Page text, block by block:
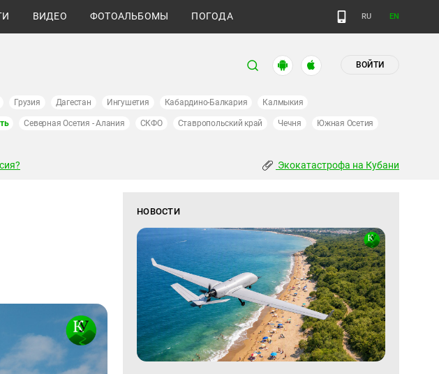
ВИДЕО ФОТОАЛЬБОМЫ ПОГОДА RU EN
ВОЙТИ
Грузия Дагестан Ингушетия Кабардино-Балкария Калмыкия
Северная Осетия - Алания СКФО Ставропольский край Чечня Южная Осетия
Экокатастрофа на Кубани
НОВОСТИ